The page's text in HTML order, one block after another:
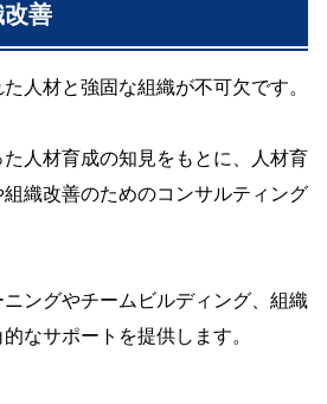
改善
人材と強固な組織が不可欠です。
人材育成の知見をもとに、人材育
織改善のためのコンサルティング
ングやチームビルディング、組織
なサポートを提供します。